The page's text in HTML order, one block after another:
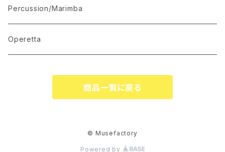
Recommended for Competition
Suite(Set Collection)
Percussion/Marimba
Operetta
商品一覧に戻る
© Musefactory
Powered by